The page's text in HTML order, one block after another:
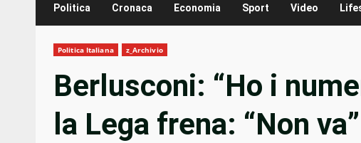
Politica Cronaca Economia Sport Video
Politica Italiana z_Archivio
Berlusconi: “Ho i
la Lega frena: “Non va”